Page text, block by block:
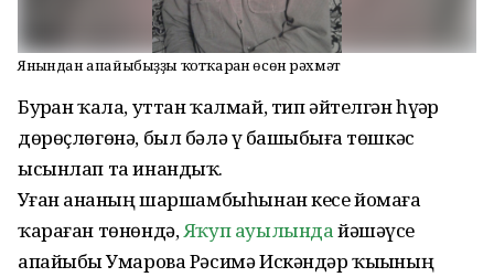
Янғындан апайыбыҙҙы ҡотҡарған өсөн рәхмәт
Бурҙан ҡала, уттан ҡалмай, тип әйтелгән һүҙҙәр
дөрөҫлөгөнә, был бәлә үҙ башыбыҙға төшкәс
ысынлап та инандыҡ.
Уҙған аҙнаның шаршамбыһынан кесе йомаға
ҡараған төнөндә,Яҡуп ауылындайәшәүсе
апайыбыҙ Умарова Рәсимә Искәндәр ҡыҙының